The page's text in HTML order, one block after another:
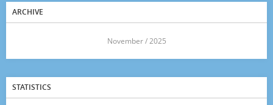
ARCHIVE
November / 2025
STATISTICS